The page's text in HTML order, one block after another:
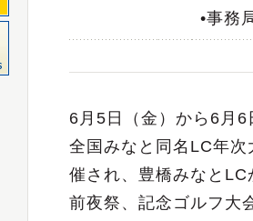
•事務
6月5日（金）から6月
全国みなと同名LC年
催され、豊橋みなと
前夜祭、記念ゴルフ大